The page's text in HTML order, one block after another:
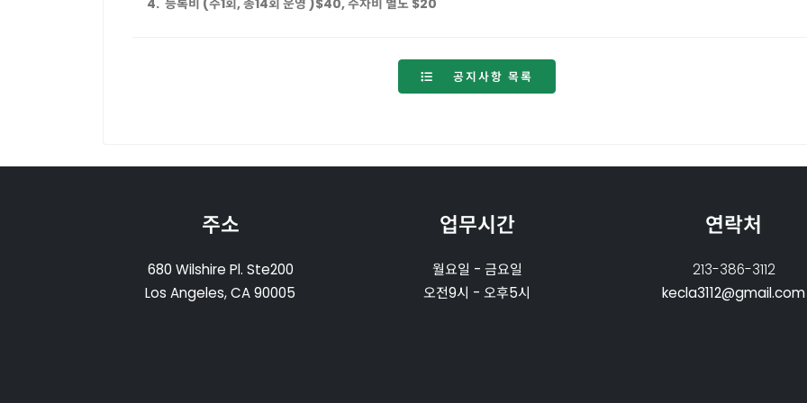
4. 등록비 (주1회, 총14회 운영 )$40, 주차비 별도 $20
공지사항 목록
주소
680 Wilshire Pl. Ste200
Los Angeles, CA 90005
업무시간
월요일 - 금요일
오전9시 - 오후5시
연락처
213-386-3112
kecla3112@gmail.com